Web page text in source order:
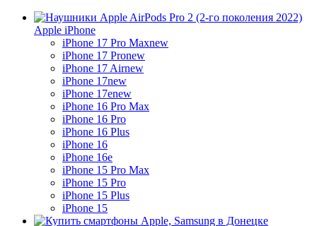
Apple iPhone
iPhone 17 Pro Maxnew
iPhone 17 Pronew
iPhone 17 Airnew
iPhone 17new
iPhone 17enew
iPhone 16 Pro Max
iPhone 16 Pro
iPhone 16 Plus
iPhone 16
iPhone 16e
iPhone 15 Pro Max
iPhone 15 Pro
iPhone 15 Plus
iPhone 15